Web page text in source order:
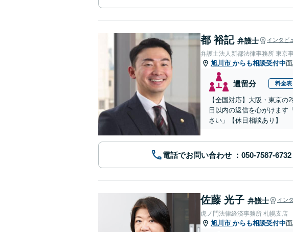
都 裕記 弁護士 インタビ
弁護士法人新都法律事務所 東京
旭川市 からも相談受付中
遺留分 料金表
【全国対応】大阪・東京
日以内の返信を心がけます
さい」【休日相談あり】
電話でお問い合わせ
佐藤 光子 弁護士 イン
虎ノ門法律経済事務所 札幌支店
旭川市 からも相談受付中